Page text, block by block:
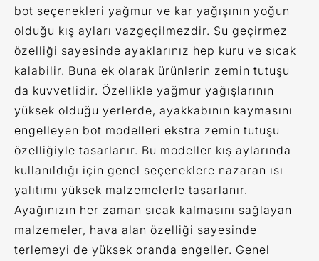
bot seçenekleri yağmur ve kar yağışının yoğun
olduğu kış ayları vazgeçilmezdir. Su geçirmez
özelliği sayesinde ayaklarınız hep kuru ve sıcak
kalabilir. Buna ek olarak ürünlerin zemin tutuşu
da kuvvetlidir. Özellikle yağmur yağışlarının
yüksek olduğu yerlerde, ayakkabının kaymasını
engelleyen bot modelleri ekstra zemin tutuşu
özelliğiyle tasarlanır. Bu modeller kış aylarında
kullanıldığı için genel seçeneklere nazaran ısı
yalıtımı yüksek malzemelerle tasarlanır.
Ayağınızın her zaman sıcak kalmasını sağlayan
malzemeler, hava alan özelliği sayesinde
terlemeyi de yüksek oranda engeller. Genel